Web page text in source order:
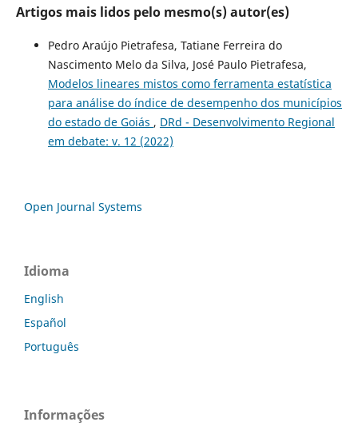
Artigos mais lidos pelo mesmo(s) autor(es)
Pedro Araújo Pietrafesa, Tatiane Ferreira do
Nascimento Melo da Silva, José Paulo Pietrafesa,
Modelos lineares mistos como ferramenta estatística
para análise do índice de desempenho dos municípios
do estado de Goiás , DRd - Desenvolvimento Regional
em debate: v. 12 (2022)
Open Journal Systems
Idioma
English
Español
Português
Informações